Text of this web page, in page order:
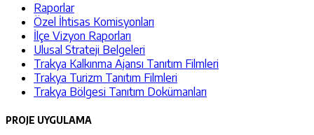
Raporlar
Özel İhtisas Komisyonları
İlçe Vizyon Raporları
Ulusal Strateji Belgeleri
Trakya Kalkınma Ajansı Tanıtım Filmleri
Trakya Turizm Tanıtım Filmleri
Trakya Bölgesi Tanıtım Dokümanları
PROJE UYGULAMA